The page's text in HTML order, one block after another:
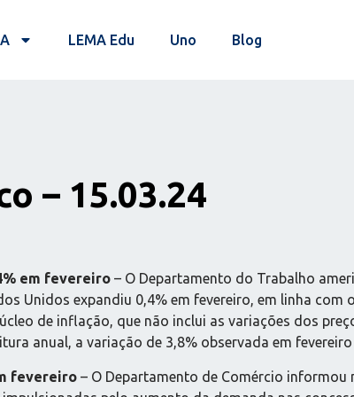
LEMA Edu Uno Blog
– 15.03.24
em fevereiro – O Departamento do Trabalho
Unidos expandiu 0,4% em fevereiro, em linha
de inflação, que não inclui as variações dos
anual, a variação de 3,8% observada em
fevereiro – O Departamento de Comércio